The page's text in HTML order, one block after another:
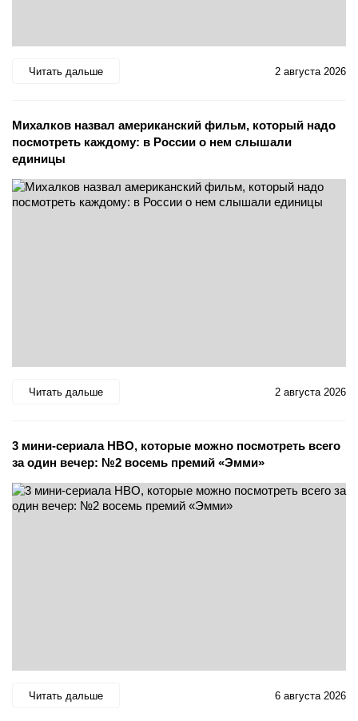
Читать дальше 2 августа 2026
Михалков назвал американский фильм, который надо
посмотреть каждому: в России о нем слышали
единицы
Читать дальше 2 августа 2026
3 мини-сериала HBO, которые можно посмотреть всего
за один вечер: №2 восемь премий «Эмми»
Читать дальше 6 августа 2026